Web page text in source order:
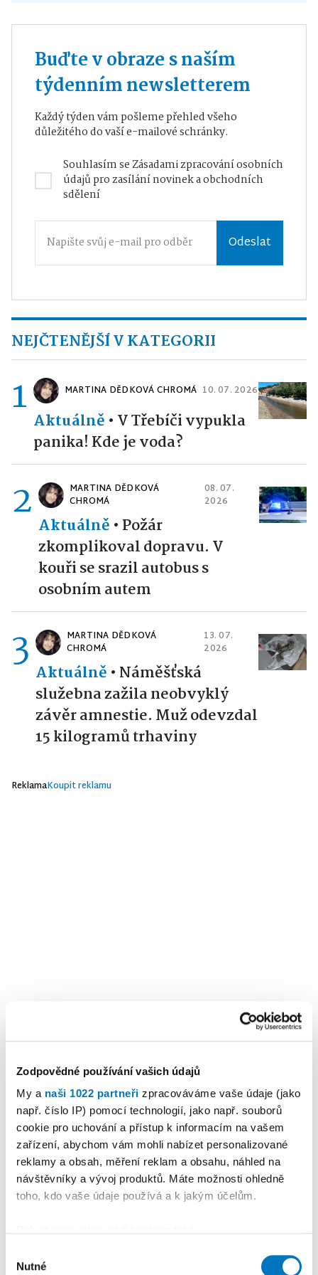
Zodpovědné používání vašich údajů
My a naši 1022 partneři zpracováváme vaše údaje (jako
např. číslo IP) pomocí technologií, jako např. souborů
cookie pro uchování a přístup k informacím na vašem
zařízení, abychom vám mohli nabízet personalizované
reklamy a obsah, měření reklam a obsahu, náhled na
návštěvníky a vývoj produktů. Máte možnosti ohledně
toho, kdo vaše údaje používá a k jakým účelům.
poloze, které mohou být přesné na několik metrů
souhlasu
Nutné
Buďte v obraze s naším
týdenním newsletterem
Každý týden vám pošleme přehled všeho
důležitého do vaší e-mailové schránky.
Souhlasím seZásadami zpracování osobních
údajůpro zasílání novinek a obchodních
sdělení
Odeslat
NEJČTENĚJŠÍ V KATEGORII
1 MARTINA DĚDKOVÁ CHROMÁ 10. 07. 2026
Aktuálně • V Třebíči vypukla
panika! Kde je voda?
2
MARTINA DĚDKOVÁ
CHROMÁ
08. 07.
2026
Aktuálně • Požár
zkomplikoval dopravu. V
kouři se srazil autobus s
osobním autem
3
MARTINA DĚDKOVÁ
CHROMÁ
13. 07.
2026
Aktuálně • Náměšťská
služebna zažila neobvyklý
závěr amnestie. Muž odevzdal
15 kilogramů trhaviny
ReklamaKoupit reklamu
KALENDÁŘ AKCÍ Další